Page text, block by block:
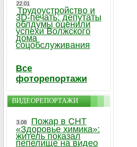
22.01
Трудоустройство и
3D-печать: депутаты
облдумы оценили
успехи Волжского
дома
соцобслуживания
Все
фоторепортажи
ВИДЕОРЕПОРТАЖИ
3.08
Пожар в СНТ
«Здоровье химика»:
житель показал
пепелище на видео